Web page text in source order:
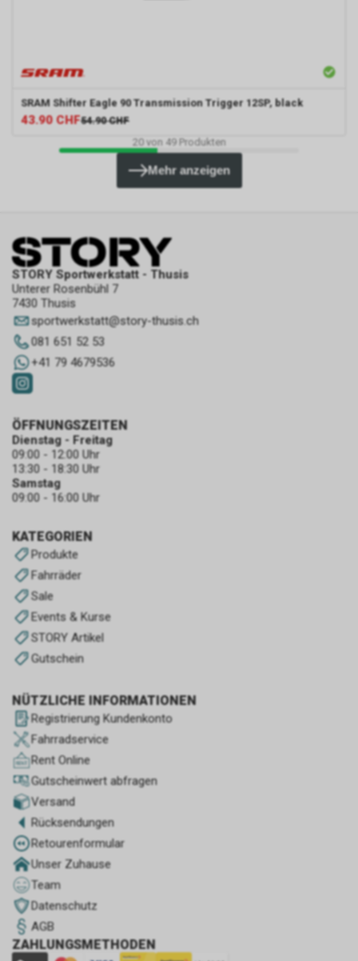
SRAM Shifter Eagle 90 Transmission Trigger 12SP, black
43.90 CHF54.90 CHF
20von 49Produkten
Mehr anzeigen
STORY Sportwerkstatt - Thusis
Unterer Rosenbühl 7
7430 Thusis
sportwerkstatt@story-thusis.ch
081 651 52 53
+41 79 4679536
KATEGORIEN
Produkte
Fahrräder
Sale
Events & Kurse
STORY Artikel
Gutschein
NÜTZLICHE INFORMATIONEN
Registrierung Kundenkonto
Fahrradservice
Rent Online
Gutscheinwert abfragen
Versand
Rücksendungen
Retourenformular
Unser Zuhause
Team
Datenschutz
AGB
ZAHLUNGSMETHODEN
ÖFFNUNGSZEITEN
Dienstag - Freitag
09:00 - 12:00 Uhr
13:30 - 18:30 Uhr
Samstag
09:00 - 16:00 Uhr